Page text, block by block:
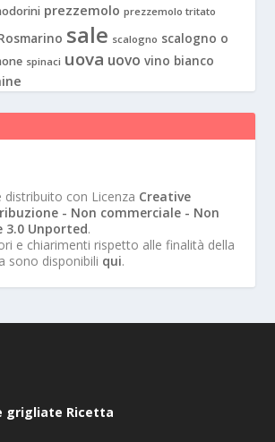
prezzemolo prezzemolo tritato
sale scalogno scalogno o
spinaci uova uovo vino bianco
distribuito con Licenza Creative
- Non commerciale - Non
3.0 Unported.
e chiarimenti rispetto alle finalità della
sono disponibili qui.
grigliate Ricetta